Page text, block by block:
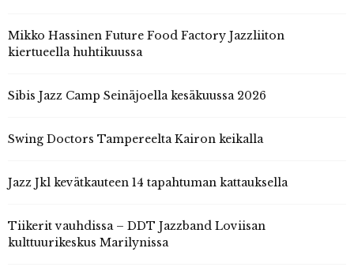
Mikko Hassinen Future Food Factory Jazzliiton
kiertueella huhtikuussa
Sibis Jazz Camp Seinäjoella kesäkuussa 2026
Swing Doctors Tampereelta Kairon keikalla
Jazz Jkl kevätkauteen 14 tapahtuman kattauksella
Tiikerit vauhdissa – DDT Jazzband Loviisan
kulttuurikeskus Marilynissa